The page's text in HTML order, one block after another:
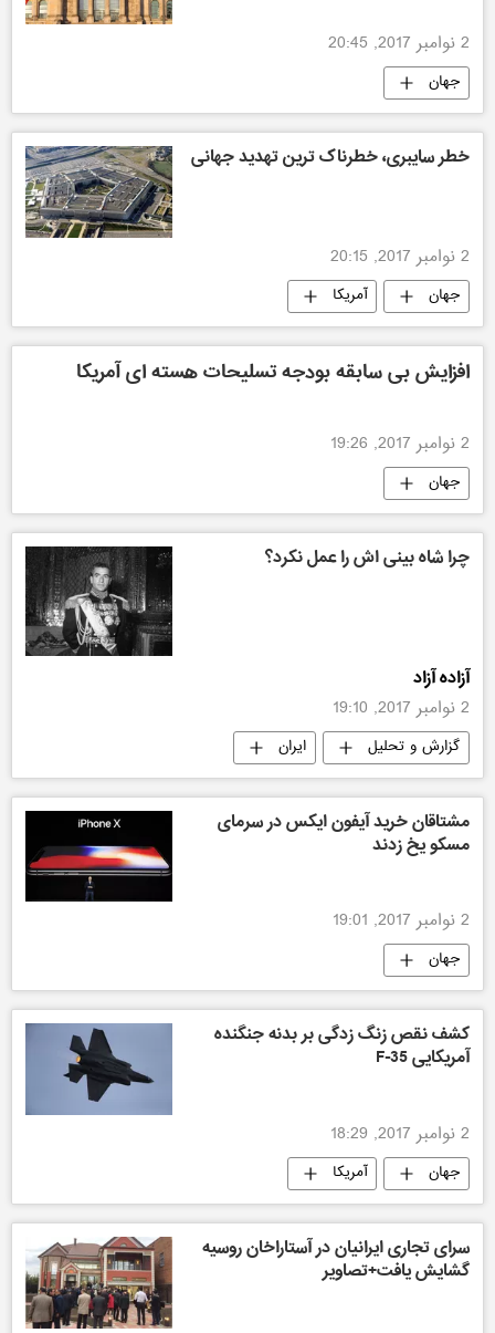
2 نوامبر 2017, 20:45
جهان
خطر سایبری، خطرناک ترین تهدید جهانی
2 نوامبر 2017, 20:15
جهان آمریکا
افزایش بی سابقه بودجه تسلیحات هسته ای آمریکا
2 نوامبر 2017, 19:26
جهان
چرا شاه بینی اش را عمل نکرد؟
آزاده آزاد
2 نوامبر 2017, 19:10
گزارش و تحلیل ایران
مشتاقان خرید آیفون ایکس در سرمای
مسکو یخ زدند
2 نوامبر 2017, 19:01
جهان
کشف نقص زنگ زدگی بر بدنه جنگنده
آمریکایی F-35
2 نوامبر 2017, 18:29
جهان آمریکا
سرای تجاری ایرانیان در آستاراخان روسیه
گشایش یافت+تصاویر